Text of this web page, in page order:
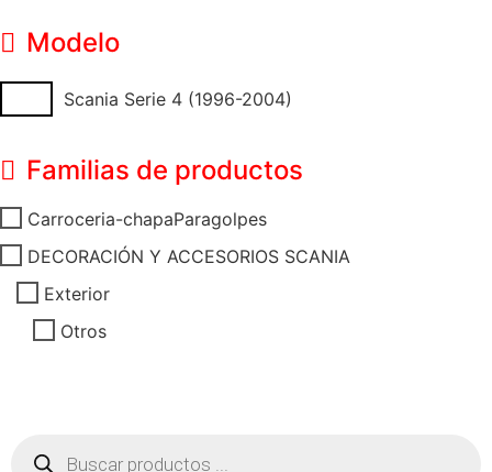
Modelo
Scania Serie 4 (1996-2004)
Familias de productos
Carroceria-chapaParagolpes
DECORACIÓN Y ACCESORIOS SCANIA
Exterior
Otros